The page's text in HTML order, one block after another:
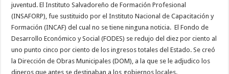
juventud. El Instituto Salvadoreño de Formación Profesional
(INSAFORP), fue sustituido por el Instituto Nacional de Capacitación y
Formación (INCAF) del cual no se tiene ninguna noticia. El Fondo de
Desarrollo Económico y Social (FODES) se redujo del diez por ciento al
uno punto cinco por ciento de los ingresos totales del Estado. Se creó
la Dirección de Obras Municipales (DOM), a la que se le adjudico los
dineros que antes se destinaban a los gobiernos locales.